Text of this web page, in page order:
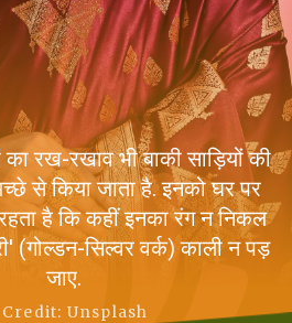
रख-रखाव भी बाकी साड़ियों की
से किया जाता है. इनको घर पर
है कि कहीं इनका रंग न निकल
(गोल्डन-सिल्वर वर्क) काली न पड़
जाए.
Unsplash